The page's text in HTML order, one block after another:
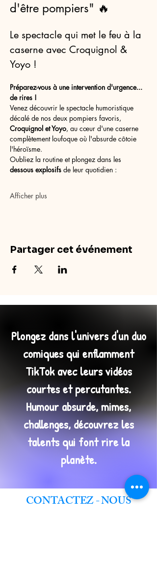
d'être pompiers" 🔥
Le spectacle qui met le feu à la
caserne avec Croquignol &
Yoyo !
Préparez-vous à une intervention d'urgence...
de rires !
Venez découvrir le spectacle humoristique
décalé de nos deux pompiers favoris,
Croquignol et Yoyo, au cœur d'une caserne
complètement loufoque où l'absurde côtoie
l'héroïsme.
Oubliez la routine et plongez dans les
dessous explosifs de leur quotidien :
Afficher plus
Partager cet événement
Plongez dans l'univers d'un duo
comiques qui enflamment
TikTok avec leurs vidéos
courtes et percutantes.
Humour absurde, mimes,
challenges, découvrez les
talents qui font rire la
planète.
CONTACTEZ - NOUS